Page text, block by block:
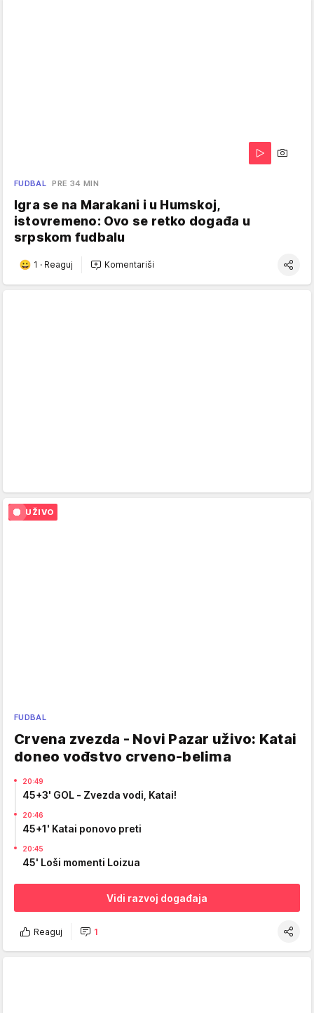
FUDBAL PRE 34 MIN
Igra se na Marakani i u Humskoj,
istovremeno: Ovo se retko događa u
srpskom fudbalu
1 · Reaguj Komentariši
FUDBAL
Crvena zvezda - Novi Pazar uživo: Katai
doneo vođstvo crveno-belima
UŽIVO
20:49
45+3' GOL - Zvezda vodi, Katai!
20:46
45+1' Katai ponovo preti
20:45
45' Loši momenti Loizua
Vidi razvoj događaja
Reaguj 1